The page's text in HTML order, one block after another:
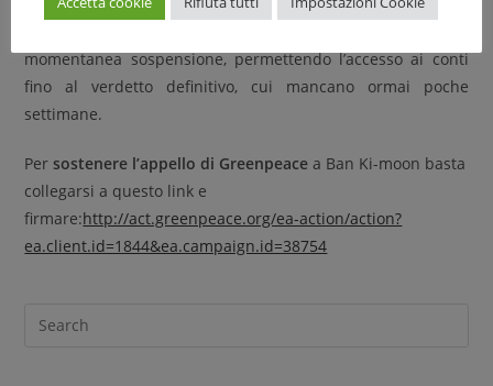
momentanea sospensione, permettendo l’accesso ai conti
fino al verdetto definitivo, cui mancano ormai poche
settimane.
Per sostenere l’appello di Greenpeace a Ban Ki-moon basta
collegarsi a questo link e
firmare:http://act.greenpeace.org/ea-action/action?
ea.client.id=1844&ea.campaign.id=38754